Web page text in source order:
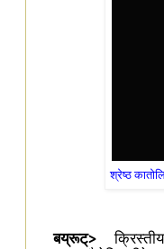
श्रेष्ठ
बय्रूट्>